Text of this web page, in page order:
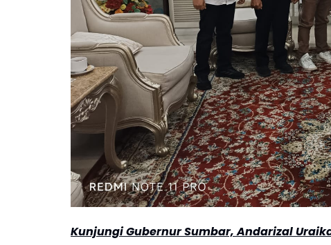
Kunjungi Gubernur Sumbar, Andarizal